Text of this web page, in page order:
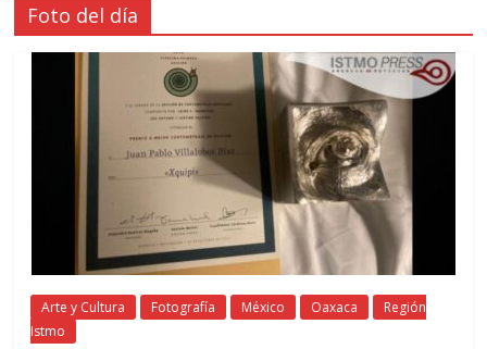
Foto del día
Arte y Cultura Fotografía México Oaxaca
Región
Istmo